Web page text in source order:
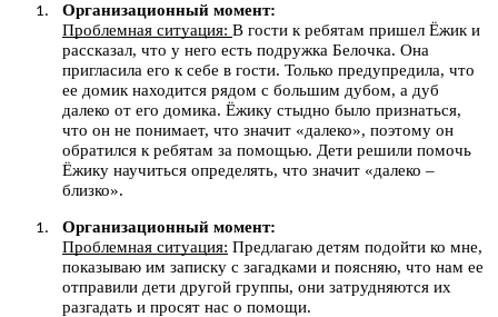
Организационный момент:
Проблемная ситуация: В гости к ребятам пришел Ёжик и
рассказал, что у него есть подружка Белочка. Она
пригласила его к себе в гости. Только предупредила, что
ее домик находится рядом с большим дубом, а дуб
далеко от его домика. Ёжику стыдно было признаться,
что он не понимает, что значит «далеко», поэтому он
обратился к ребятам за помощью. Дети решили помочь
Ёжику научиться определять, что значит «далеко –
близко».
Организационный момент:
Проблемная ситуация: Предлагаю детям подойти ко мне,
показываю им записку с загадками и поясняю, что нам ее
отправили дети другой группы, они затрудняются их
разгадать и просят нас о помощи.